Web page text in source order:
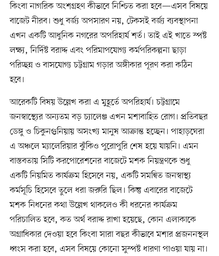
কিংবা নাগরিক অংশগ্রহণ কীভাবে নিশ্চিত করা হবে—এসব বিষয়ে
বাজেট নীরব। শুধু বর্জ্য অপসারণ নয়, টেকসই বর্জ্য ব্যবস্থাপনা
এখন একটি আধুনিক নগরের অপরিহার্য শর্ত। তাই এই খাতে স্পষ্ট
লক্ষ্য, নির্দিষ্ট বরাদ্দ এবং পরিমাপযোগ্য কর্মপরিকল্পনা ছাড়া
পরিচ্ছন্ন ও বাসযোগ্য চট্টগ্রাম গড়ার অঙ্গীকার পূরণ করা কঠিন
হবে।
আরেকটি বিষয় উল্লেখ করা এ মুহূর্তে অপরিহার্য। চট্টগ্রামে
জনস্বাস্থ্যের অন্যতম বড় চ্যালেঞ্জ এখন মশাবাহিত রোগ। প্রতিবছর
ডেঙ্গু ও চিকুনগুনিয়ায় অসংখ্য মানুষ আক্রান্ত হচ্ছেন। পাহাড়ঘেরা
এ অঞ্চলে ম্যালেরিয়ার ঝুঁকিও পুরোপুরি শেষ হয়ে যায়নি। এমন
বাস্তবতায় সিটি করপোরেশনের বাজেটে মশক নিয়ন্ত্রণকে শুধু
একটি নিয়মিত কার্যক্রম হিসেবে নয়, একটি সমন্বিত জনস্বাস্থ্য
কর্মসূচি হিসেবে তুলে ধরা জরুরি ছিল। কিন্তু এবারের বাজেটে
মশক নিধনের কথা উল্লেখ থাকলেও কী ধরনের কার্যক্রম
পরিচালিত হবে, কত অর্থ বরাদ্দ রাখা হয়েছে, কোন এলাকাকে
অগ্রাধিকার দেওয়া হবে কিংবা সারা বছর কীভাবে মশার প্রজননস্থল
ধ্বংস করা হবে, এসব বিষয়ে কোনো সুস্পষ্ট ধারণা পাওয়া যায় না।